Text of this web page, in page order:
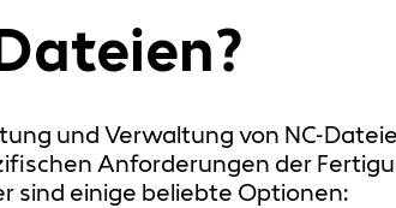
und Verwaltung von NC-
Anforderungen der
sind einige beliebte Optionen: